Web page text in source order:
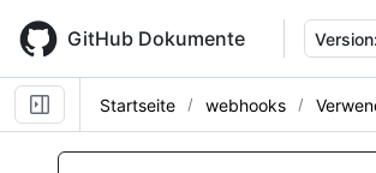
main
content
GitHub Dokumente Version:
Startseite webhooks